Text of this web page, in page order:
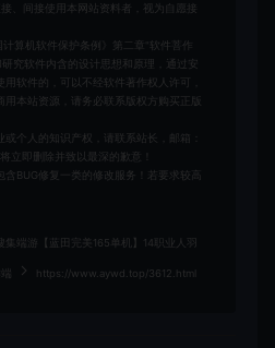
、间接使用本网站资料者，视为自愿接
算机软件保护条例》第二章"软件菩作
究软件内含的设计思想和原理，通过安
用软件的，可以不经软件著作权人许可，
本站资源，请务必联系版权方购买正版
个人的知识产权，请联系站长，邮箱：
立即删除并致以最深的歉意！
BUG修复一类的修改服务！若要求较高
集端游【蓝田完美165单机】14职业人羽
https://www.aywd.top/3612.html